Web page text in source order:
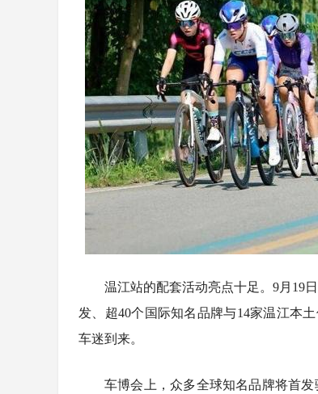
温江站的配套活动亮点十足。9月19
发、超40个国际知名品牌与14家温江本
车迷到来。
车博会上，众多全球知名品牌将首发